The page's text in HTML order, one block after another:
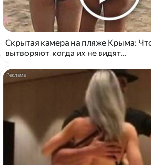
Скрытая камера на пляже Крыма:
вытворяют, когда их не видят...